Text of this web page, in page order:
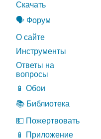
Скачать
🗣️ Форум
О сайте
Инструменты
Ответы на
вопросы
📱 Обои
📚 Библиотека
💵 Пожертвовать
📱 Приложение